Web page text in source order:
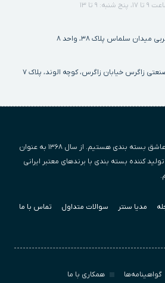
۹ تا ۱۳
سلماس پلاک ٣٨، واحد ۸
زاگرس خیابان زاگرس، کوچه الوند، پلاک ٧
ما متخصص و عاشق بسته بندی هستیم. از سال ۱۳۶۸ به عنوان
کننده بسته بندی با برندهای معتبر ایرانی
مدیا سنتر سوالات متداول تماس با ما
گواهینامه‌ها همکاری با ما